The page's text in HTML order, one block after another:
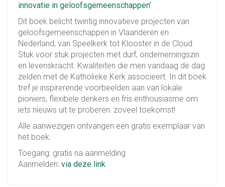
innovatie in geloofsgemeenschappen’.
Dit boek belicht twintig innovatieve projecten van
geloofsgemeenschappen in Vlaanderen en
Nederland, van Speelkerk tot Klooster in de Cloud.
Stuk voor stuk projecten met durf, ondernemingszin
en levenskracht. Kwaliteiten die men vandaag de dag
zelden met de Katholieke Kerk associeert. In dit boek
tref je inspirerende voorbeelden aan van lokale
pioniers, flexibele denkers en fris enthousiasme om
iets nieuws uit te proberen: zoveel toekomst!
Alle aanwezigen ontvangen een gratis exemplaar van
het boek.
Toegang: gratis na aanmelding
Aanmelden: via deze link